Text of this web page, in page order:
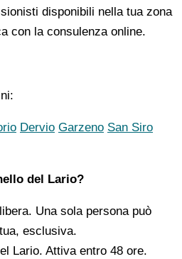
disponibili nella tua zona
con la consulenza online.
Dervio Garzeno San Siro
del Lario?
Una sola persona può
esclusiva.
Lario. Attiva entro 48 ore.